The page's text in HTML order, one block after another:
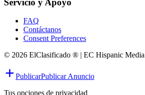
Servicio y Apoyo
FAQ
Contáctanos
Consent Preferences
© 2026 ElClasificado ® | EC Hispanic Media
PublicarPublicar Anuncio
Tus opciones de privacidad